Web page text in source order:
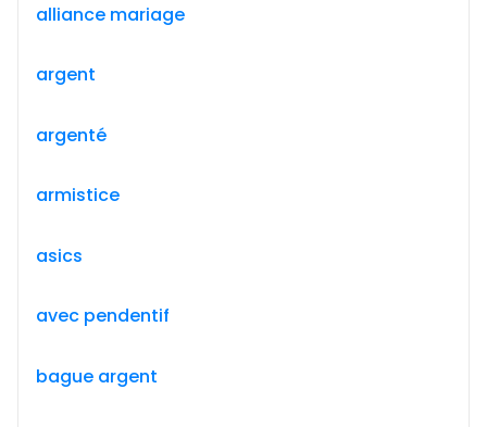
alliance mariage
argent
argenté
armistice
asics
avec pendentif
bague argent